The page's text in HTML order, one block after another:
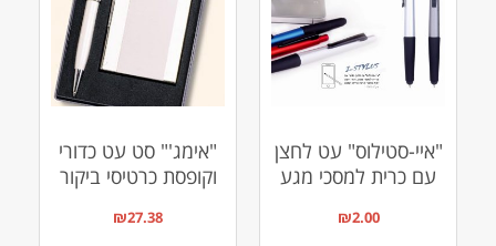
"איי-סטילוס" עט לחצן
עם כרית למסכי מגע
₪2.00
"אימג'" סט עט כדורי
וקופסת כרטיסי ביקור
₪27.38